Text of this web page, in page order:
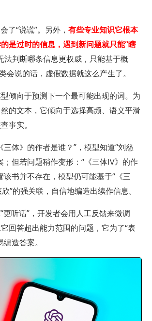
了“说谎”。另外， 有些专业知识它根本
是过时的信息，遇到新问题就只能“瞎
法判断哪条信息更权威，只能基于概
会说的话，虚假数据就这么产生了。
倾向于预测下一个最可能出现的词。为
的文本，它倾向于选择高频、语义平滑
事实。
三体》的作者是谁？”，模型知道“刘慈
；但若问题稍作变形：“《三体Ⅳ》的作
该书并不存在，模型仍可能基于“《三
”的强关联，自信地编造出续作信息。
更听话”，开发者会用人工反馈来微调
回答超出能力范围的问题，它为了“表
造答案。